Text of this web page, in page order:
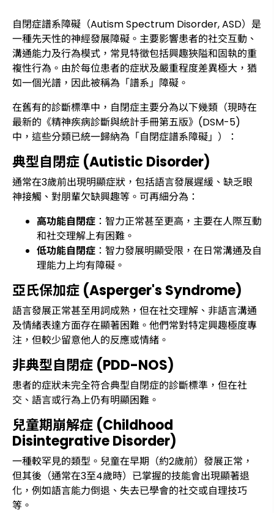
自閉症譜系障礙（Autism Spectrum Disorder, ASD）是
一種先天性的神經發展障礙。主要影響患者的社交互動、
溝通能力及行為模式，常見特徵包括興趣狹隘和固執的重
複性行為。由於每位患者的症狀及嚴重程度差異極大，猶
如一個光譜，因此被稱為「譜系」障礙。
在舊有的診斷標準中，自閉症主要分為以下幾類（現時在
最新的《精神疾病診斷與統計手冊第五版》(DSM-5)
中，這些分類已統一歸納為「自閉症譜系障礙」）：
典型自閉症 (Autistic Disorder)
通常在3歲前出現明顯症狀，包括語言發展遲緩、缺乏眼
神接觸、對朋輩欠缺興趣等。可再細分為：
高功能自閉症 ：智力正常甚至更高，主要在人際互動
和社交理解上有困難。
低功能自閉症 ：智力發展明顯受限，在日常溝通及自
理能力上均有障礙。
亞氏保加症 (Asperger's Syndrome)
語言發展正常甚至用詞成熟，但在社交理解、非語言溝通
及情緒表達方面存在顯著困難。他們常對特定興趣極度專
注，但較少留意他人的反應或情緒。
非典型自閉症 (PDD-NOS)
患者的症狀未完全符合典型自閉症的診斷標準，但在社
交、語言或行為上仍有明顯困難。
兒童期崩解症 (Childhood
Disintegrative Disorder)
一種較罕見的類型。兒童在早期（約2歲前）發展正常，
但其後（通常在3至4歲時）已掌握的技能會出現顯著退
化，例如語言能力倒退、失去已學會的社交或自理技巧
等。